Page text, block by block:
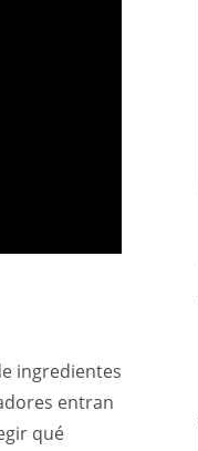
ingredientes
entran
qué